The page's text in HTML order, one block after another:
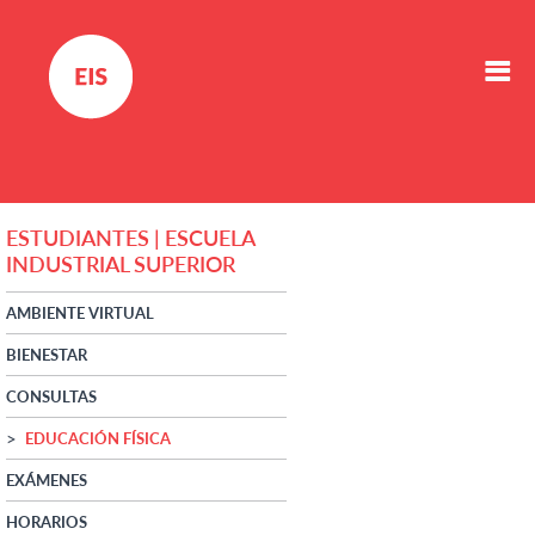
ESTUDIANTES | ESCUELA
INDUSTRIAL SUPERIOR
AMBIENTE VIRTUAL
BIENESTAR
CONSULTAS
EDUCACIÓN FÍSICA
EXÁMENES
HORARIOS